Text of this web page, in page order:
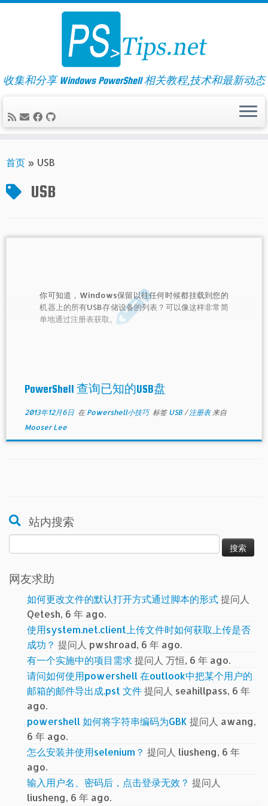
Skip
收集和分享 Windows PowerShell 相关教程,技术和最新动态
首页 » USB
USB
你可知道，Windows保留以往任何时候都挂载到您的
机器上的所有USB存储设备的列表？可以像这样非常简
单地通过注册表获取。
PowerShell 查询已知的USB盘
2013年12月6日在 Powershell小技巧 标签USB /注册表 来自
Mooser Lee
站内搜索
索：
网友求助
如何更改文件的默认打开方式通过脚本的形式提问人
Qetesh, 6 年 ago.
使用system.net.client上传文件时如何获取上传是否
成功？ 提问人 pwshroad, 6 年 ago.
有一个实施中的项目需求提问人 万恒, 6 年 ago.
请问如何使用powershell 在outlook中把某个用户的
邮箱的邮件导出成.pst 文件提问人 seahillpass, 6 年
ago.
powershell 如何将字符串编码为GBK 提问人 awang,
6 年 ago.
怎么安装并使用selenium？ 提问人 liusheng, 6 年
ago.
输入用户名、密码后，点击登录无效？ 提问人
liusheng, 6 年 ago.